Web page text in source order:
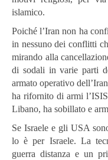
islamico.
Poiché l’Iran non ha
in nessuno dei conflitti
mirando alla
di sodali in varie parti
armato operativo
ha rifornito di armi
Libano, ha sobillato e
Se Israele e gli USA
lo è per Israele. La
guerra distanza e un